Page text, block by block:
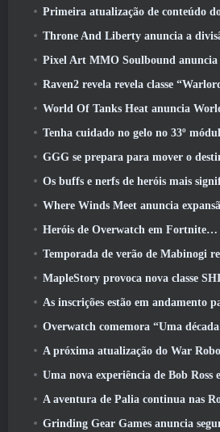
Primeira atualização de conteúdo do Steampunk ARPG Crystalfall para
Throne And Liberty anuncia a divisão
Pixel Art MMO Soulbound anuncia
Raven2 revela revela classe
World Of Tanks Heat anuncia World Of Tanks
Tenha cuidado no gelo no 33º módulo de
GGG se prepara para mover o destino das ligas Vaal do Path Of Exile 2
Os buffs e nerfs de heróis mais
Where Winds Meet anuncia expansão do Palácio Imperial e
Heróis de Overwatch em Fortnite… É claro que
Temporada de verão de Mabinogi
MapleStory provoca nova classe SHINE
As inscrições estão em andamento para a versão global do ‘Teste
Overwatch comemora “Uma década de
A próxima atualização do War Robots apresentará
Uma nova experiência de Bob Ross
A aventura de Palia continua nas Royal
Grinding Gear Games anuncia segunda onda de